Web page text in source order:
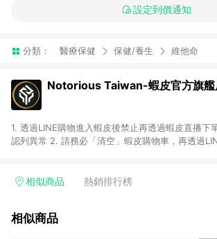
設定到價通知
分類： 醫療保健 保健/養生 維他命
Notorious Taiwan-蝦皮官方旗艦
1. 透過LINE購物進入蝦皮後禁止再透過蝦皮直播下
認列異常 2. 請務必「清空」蝦皮購物車，再透過
交易後，想下第二張訂單，請重新從LINE購物連結
隸屬於蝦皮商城，點數回饋請依照「蝦皮超市」商
相似商品 熱銷排行榜
相似商品